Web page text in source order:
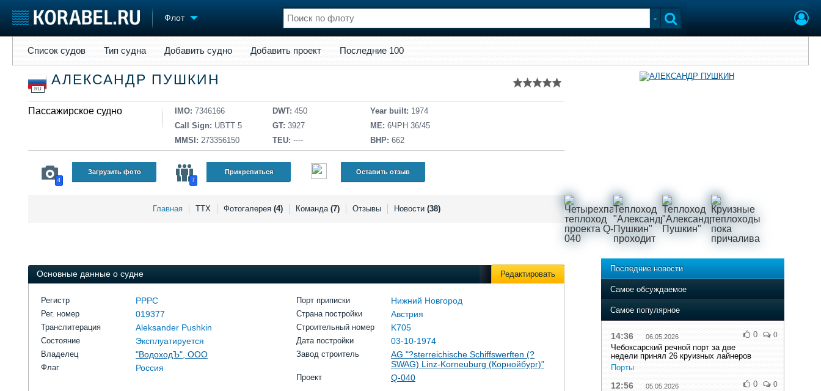
Флот
Судостроение
Пульс
Новости
Компании
Журнал
Торговая площадка
Доска объявлений
Оборудование
Конференции
Флот
Отзывы
Все службы
Список судов Тип судна Добавить судно Добавить проект Последние 100
RU
АЛЕКСАНДР ПУШКИН
Пассажирское судно IMO: 7346166
Call Sign: UBTT 5
MMSI: 273356150
DWT: 450
GT: 3927
TEU: ----
Year built: 1974
ME: 6ЧРН 36/45
BHP: 662
4
Загрузить фото
7
Прикрепиться Оставить отзыв
Главная ТТХ Фотогалерея (4) Команда (7) Отзывы Новости (38)
Основные данные о судне Редактировать
Регистр РРРС
Рег. номер 019377
Транслитерация Aleksander Pushkin
Состояние Эксплуатируется
Владелец "ВодоходЪ", ООО
Флаг Россия
Порт приписки Нижний Новгород
Страна постройки Австрия
Строительный номер K705
Дата постройки 03-10-1974
Завод строитель
AG "?sterreichische Schiffswerften (?
SWAG) Linz-Korneuburg (Корнойбург)"
Проект Q-040
Последние новости
Самое обсуждаемое
Самое популярное
14:36 06.05.2026
Чебоксарский речной порт за две
недели принял 26 круизных лайнеров
Порты
0 0
12:56 05.05.2026 0 0